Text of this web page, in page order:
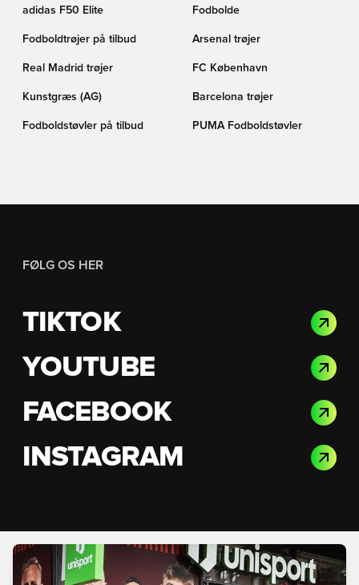
adidas F50 Elite Fodbolde
Fodboldtrøjer på tilbud Arsenal trøjer
Real Madrid trøjer FC København
Kunstgræs (AG) Barcelona trøjer
Fodboldstøvler på tilbud PUMA Fodboldstøvler
FØLG OS HER
TIKTOK
YOUTUBE
FACEBOOK
INSTAGRAM